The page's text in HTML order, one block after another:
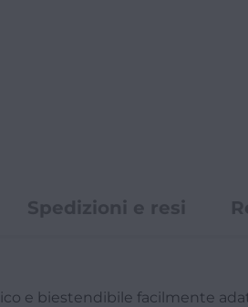
e biestendibile facilmente